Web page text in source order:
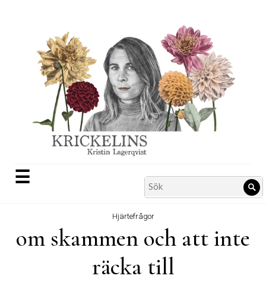
☰
Search
for:
Hjärtefrågor
om skammen och att inte
räcka till